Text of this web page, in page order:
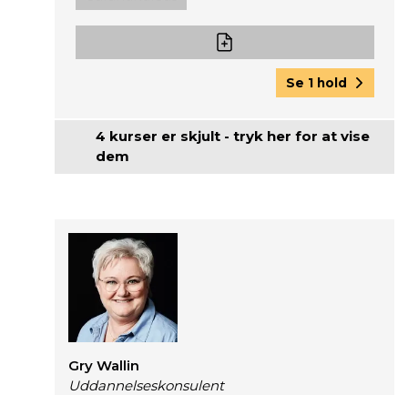
Se 1 hold
4 kurser er skjult - tryk her for at vise
dem
Gry Wallin
Uddannelseskonsulent